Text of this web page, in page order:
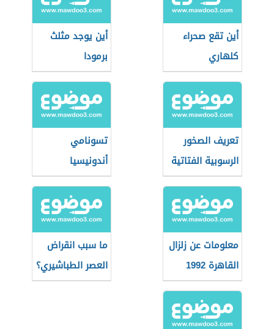
أين تقع صحراء
كلهاري
أين يوجد مثلث
برمودا
تعريف الصخور
الرسوبية الفتاتية
تسونامي
أندونيسيا
معلومات عن زلزال
القاهرة 1992
ما سبب انقراض
العصر الطباشيري؟